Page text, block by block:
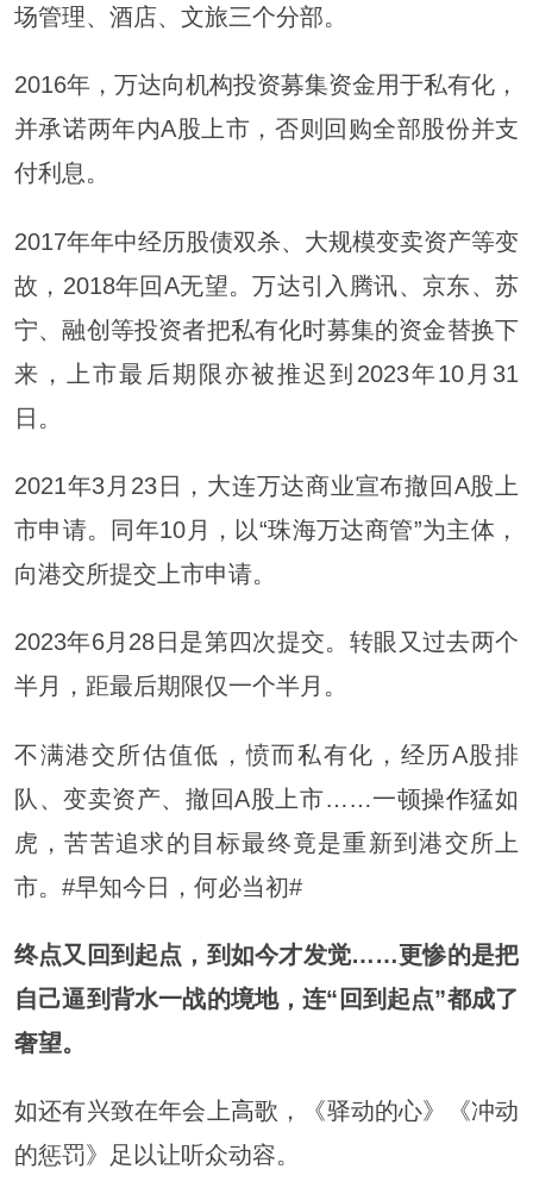
场管理、酒店、文旅三个分部。
2016年，万达向机构投资募集资金用于私有化，
并承诺两年内A股上市，否则回购全部股份并支
付利息。
2017年年中经历股债双杀、大规模变卖资产等变
故，2018年回A无望。万达引入腾讯、京东、苏
宁、融创等投资者把私有化时募集的资金替换下
来，上市最后期限亦被推迟到2023年10月31
日。
2021年3月23日，大连万达商业宣布撤回A股上
市申请。同年10月，以“珠海万达商管”为主体，
向港交所提交上市申请。
2023年6月28日是第四次提交。转眼又过去两个
半月，距最后期限仅一个半月。
不满港交所估值低，愤而私有化，经历A股排
队、变卖资产、撤回A股上市……一顿操作猛如
虎，苦苦追求的目标最终竟是重新到港交所上
市。#早知今日，何必当初#
终点又回到起点，到如今才发觉……更惨的是把
自己逼到背水一战的境地，连“回到起点”都成了
奢望。
如还有兴致在年会上高歌 ，《驿动的心》《冲动
的惩罚》足以让听众动容。